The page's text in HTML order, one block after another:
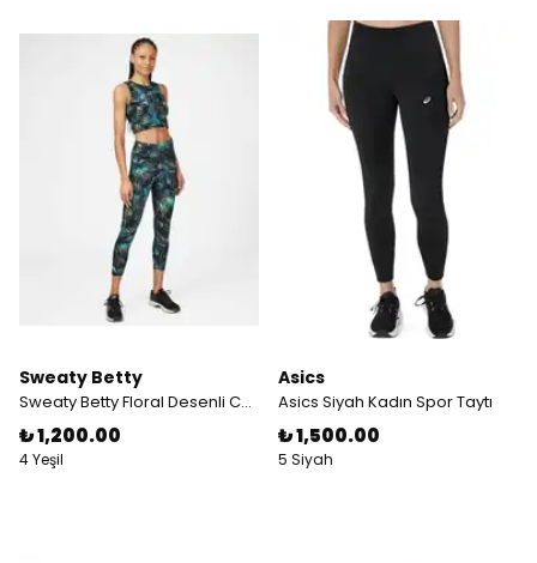
Sweaty Betty
Sweaty Betty Floral Desenli Cepli Tayt
₺ 1,200.00
4 Yeşil
Asics
Asics Siyah Kadın Spor Taytı
₺ 1,500.00
5 Siyah